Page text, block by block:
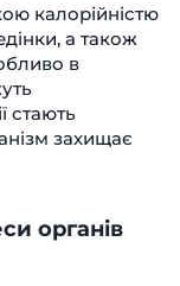
калорійністю
а також
в
стають
захищає
органів